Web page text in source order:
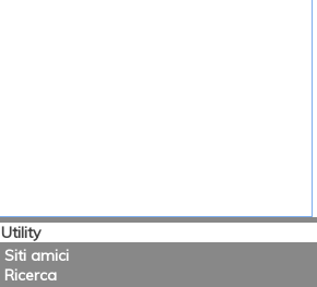
Utility
Siti amici
Ricerca